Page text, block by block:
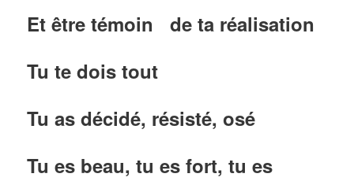
Et être témoin de ta réalisation
Tu te dois tout
Tu as décidé, résisté, osé
Tu es beau, tu es fort, tu es